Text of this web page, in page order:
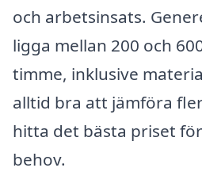
och arbetsinsats.
ligga mellan 200 och
timme, inklusive
alltid bra att jämföra
hitta det bästa priset
behov.